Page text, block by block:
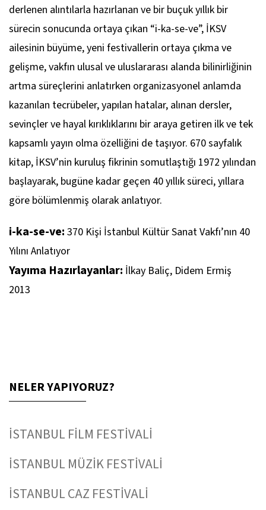
derlenen alıntılarla hazırlanan ve bir buçuk yıllık bir
sürecin sonucunda ortaya çıkan “i-ka-se-ve”, İKSV
ailesinin büyüme, yeni festivallerin ortaya çıkma ve
gelişme, vakfın ulusal ve uluslararası alanda bilinirliğinin
artma süreçlerini anlatırken organizasyonel anlamda
kazanılan tecrübeler, yapılan hatalar, alınan dersler,
sevinçler ve hayal kırıklıklarını bir araya getiren ilk ve tek
kapsamlı yayın olma özelliğini de taşıyor. 670 sayfalık
kitap, İKSV’nin kuruluş fikrinin somutlaştığı 1972 yılından
başlayarak, bugüne kadar geçen 40 yıllık süreci, yıllara
göre bölümlenmiş olarak anlatıyor.
i-ka-se-ve: 370 Kişi İstanbul Kültür Sanat Vakfı’nın 40
Yılını Anlatıyor
Yayıma Hazırlayanlar: İlkay Baliç, Didem Ermiş
2013
NELER YAPIYORUZ?
İSTANBUL FİLM FESTİVALİ
İSTANBUL MÜZİK FESTİVALİ
İSTANBUL CAZ FESTİVALİ